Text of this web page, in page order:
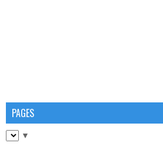
PAGES
▼